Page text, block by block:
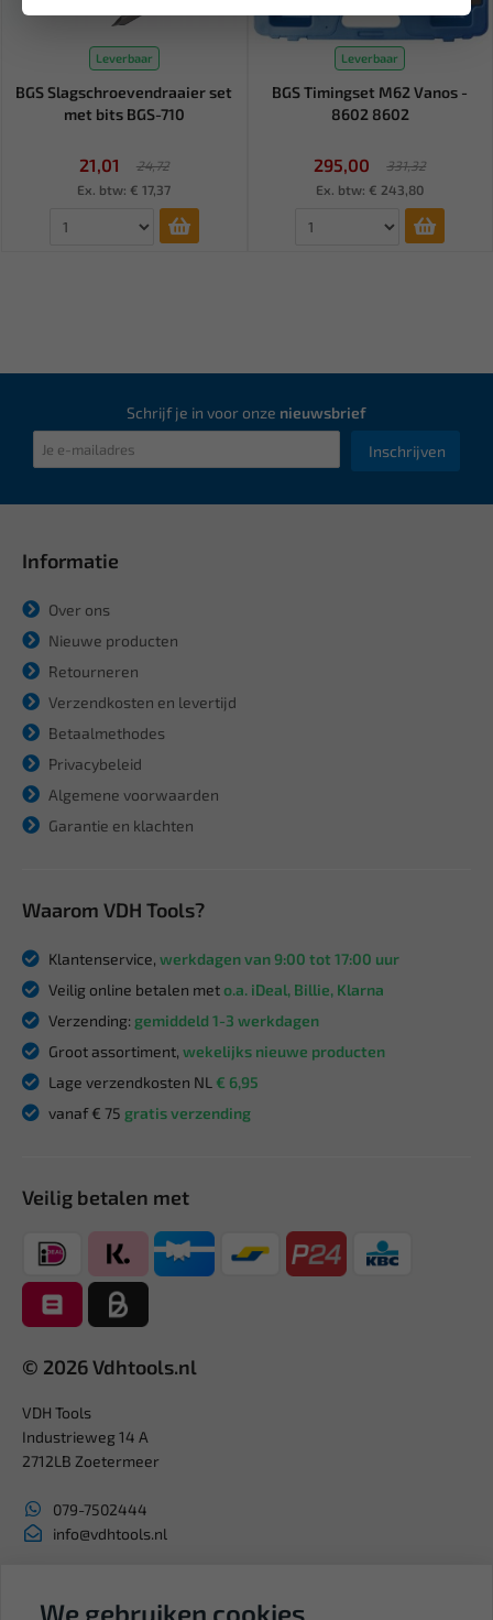
Leverbaar
BGS Slagschroevendraaier set
met bits BGS-710
21,01
24,72
Ex. btw: € 17,37
Leverbaar
BGS Timingset M62 Vanos -
8602 8602
295,00
331,32
Ex. btw: € 243,80
Schrijf je in voor onze nieuwsbrief
Inschrijven
Informatie
Over ons
Nieuwe producten
Retourneren
Verzendkosten en levertijd
Betaalmethodes
Privacybeleid
Algemene voorwaarden
Garantie en klachten
Waarom VDH Tools?
Klantenservice, werkdagen van 9:00 tot 17:00 uur
Veilig online betalen meto.a. iDeal, Billie, Klarna
Verzending: gemiddeld 1-3 werkdagen
Groot assortiment, wekelijks nieuwe producten
Lage verzendkosten NL € 6,95
vanaf € 75 gratis verzending
Veilig betalen met
© 2026 Vdhtools.nl
VDH Tools
Industrieweg 14 A
2712LB Zoetermeer
079-7502444
info@vdhtools.nl
BTW: NL819958657B01
We gebruiken cookies